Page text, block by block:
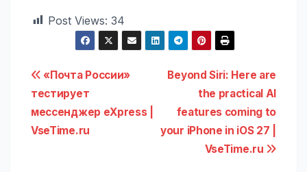
Post Views: 34
Навигация
по
записям
Beyond Siri: Here are
the practical AI
features coming to
your iPhone in iOS 27 |
VseTime.ru
«Почта России»
тестирует
мессенджер eXpress |
VseTime.ru